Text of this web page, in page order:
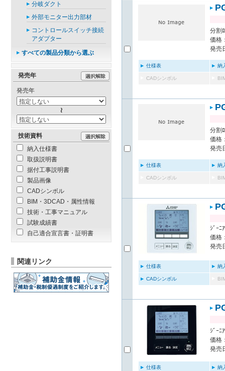
分割
価格
発売
仕様表 納
CADシンボル
分割
価格
発売
仕様表 納
CADシンボル
ｼﾞｰﾆ
価格
発売
仕様表 納
CADシンボル
ｼﾞｰﾆ
価格
発売
仕様表 納
分岐ダクト
外部モニター出力部材
コントロールスイッチ接続
アダプター
すべての製品分類から選ぶ
発売年
発売年
技術資料
納入仕様書
取扱説明書
据付工事説明書
製品画像
CADシンボル
BIM・3DCAD・属性情報
技術・工事マニュアル
試験成績書
自己適合宣言書・証明書
関連リンク